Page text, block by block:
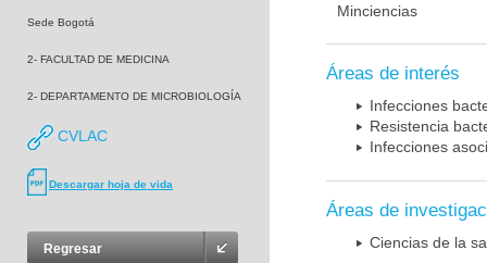
Sede Bogotá
2- FACULTAD DE MEDICINA
2- DEPARTAMENTO DE MICROBIOLOGÍA
CVLAC
Descargar hoja de vida
Regresar
Minciencias
Áreas de interés
Infecciones
Resistencia
Infecciones
Áreas de
Ciencias de la